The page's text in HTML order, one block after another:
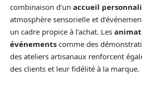
combinaison d’un accueil
atmosphère sensorielle et
un cadre propice à l’achat. Les
événements comme des
des ateliers artisanaux renforcent
des clients et leur fidélité à la marque.